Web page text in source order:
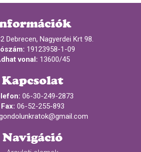
Debrecen, Nagyerdei Krt 98.
19123958-1-09
vonal: 13600/45
Kapcsolat
06-30-249-2873
Fax: 06-52-255-893
Navigáció